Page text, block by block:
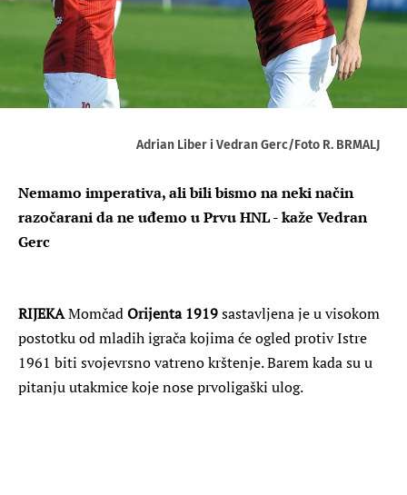
Adrian Liber i Vedran Gerc/Foto R. BRMALJ
Nemamo imperativa, ali bili bismo na neki način
razočarani da ne uđemo u Prvu HNL - kaže Vedran
Gerc
RIJEKAMomčadOrijenta 1919sastavljena je u visokom
postotku od mladih igrača kojima će ogled protiv Istre
1961 biti svojevrsno vatreno krštenje. Barem kada su u
pitanju utakmice koje nose prvoligaški ulog.